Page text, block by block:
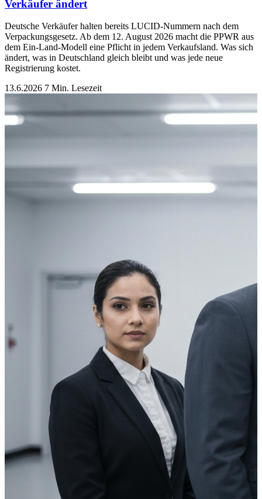
Verkäufer ändert
Deutsche Verkäufer halten bereits LUCID-Nummern nach dem
Verpackungsgesetz. Ab dem 12. August 2026 macht die PPWR aus
dem Ein-Land-Modell eine Pflicht in jedem Verkaufsland. Was sich
ändert, was in Deutschland gleich bleibt und was jede neue
Registrierung kostet.
13.6.2026 7 Min. Lesezeit